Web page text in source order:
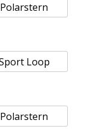
Polarstern
Loop
Polarstern